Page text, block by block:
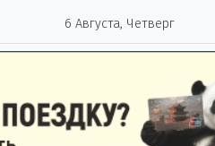
6 Августа, Четверг